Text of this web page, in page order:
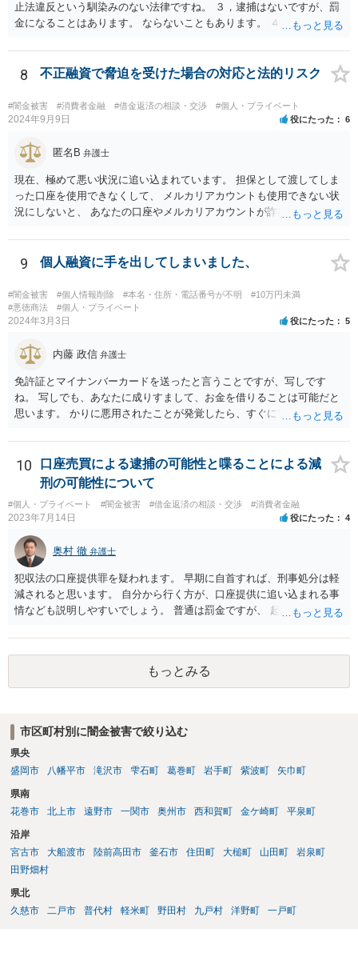
止法違反という馴染みのない法律ですね。 ３，逮捕はないですが、罰
金になることはあります。 ならないこともあります。 ４，警察に自主
8 不正融資で脅迫を受けた場合の対応と法的リスク
#闇金被害 #消費者金融 #借金返済の相談・交渉 #個人・プライベート
2024年9月9日 役にたった 6
匿名B 弁護士
現在、極めて悪い状況に追い込まれています。 担保として渡してしま
った口座を使用できなくして、 メルカリアカウントも使用できない状
況にしないと、 あなたの口座やメルカリアカウントが詐欺や闇金の取
容疑で警察の調べを受けたり、第三者から損害賠償請求をされるなど
の過酷な状況へと追い込まれていきます。 警察や、金融機関、メルカ
9 個人融資に手を出してしまいました、
#闇金被害 #個人情報削除 #本名・住所・電話番号が不明
#10万円未満
#悪徳商法
#個人・プライベート
2024年3月3日 役にたった 5
内藤 政信 弁護士
免許証とマイナンバーカードを送ったと言うことですが、写しです
ね。 写しでも、あなたに成りすまして、お金を借りることは可能だと
思います。 かりに悪用されたことが発覚したら、すぐに警察に相談し
10
口座売買による逮捕の可能性と喋ることによる減
刑の可能性について
#個人・プライベート #闇金被害 #借金返済の相談・交渉 #消費者金融
2023年7月14日 役にたった 4
奥村 徹 弁護士
犯収法の口座提供罪を疑われます。 早期に自首すれば、刑事処分は軽
減されると思います。 自分から行く方が、口座提供に追い込まれる事
情なども説明しやすいでしょう。 普通は罰金ですが、 起訴猶予も多い
もっとみる
市区町村別に闇金被害で絞り込む
県央
盛岡市
八幡平市 滝沢市 雫石町 葛巻町 岩手町 紫波町 矢巾町
県南
花巻市
北上市 遠野市 一関市 奥州市 西和賀町 金ケ崎町 平泉町
沿岸
宮古市
大船渡市 陸前高田市 釜石市 住田町 大槌町 山田町
岩泉町
田野畑村
県北
久慈市
二戸市 普代村 軽米町 野田村 九戸村 洋野町 一戸町